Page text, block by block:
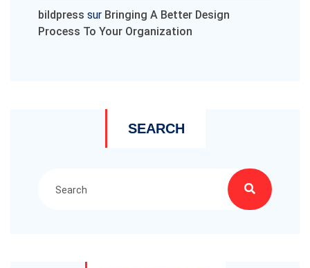
bildpress sur Bringing A Better Design
Process To Your Organization
SEARCH